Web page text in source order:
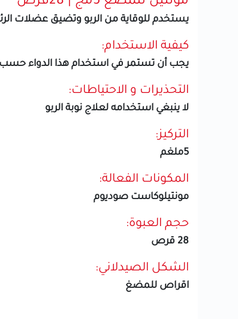
يستخدم للوقاية من الربو وتضيق عضلات
كيفية الاستخدام:
يجب أن تستمر في استخدام هذا الدواء
التحذيرات و الاحتياطات:
لا ينبغي استخدامه لعلاج نوبة الربو
التركيز:
5ملغم
المكونات الفعالة:
مونتيلوكاست صوديوم
حجم العبوة:
28 قرص
الشكل الصيدلاني:
اقراص للمضغ